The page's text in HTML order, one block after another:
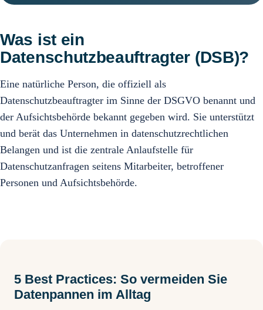
Was ist ein
Datenschutzbeauftragter (DSB)?
Eine natürliche Person, die offiziell als
Datenschutzbeauftragter im Sinne der DSGVO benannt und
der Aufsichtsbehörde bekannt gegeben wird. Sie unterstützt
und berät das Unternehmen in datenschutzrechtlichen
Belangen und ist die zentrale Anlaufstelle für
Datenschutzanfragen seitens Mitarbeiter, betroffener
Personen und Aufsichtsbehörde.
5 Best Practices: So vermeiden Sie
Datenpannen im Alltag